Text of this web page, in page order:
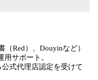
Red）、Douyinなど）
サポート。
式代理店認定を受けて